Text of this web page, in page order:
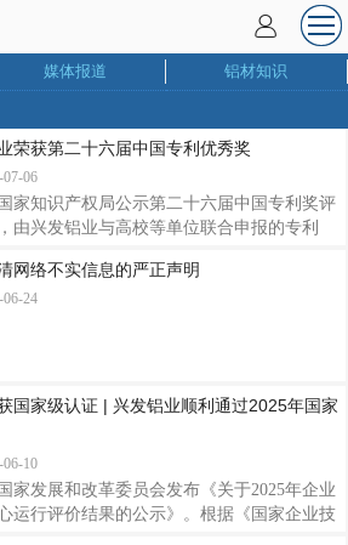
媒体报道 铝材知识
荣获第二十六届中国专利优秀奖
07-06
家知识产权局公示第二十六届中国专利奖评
由兴发铝业与高校等单位联合申报的专利
：ZL202111237502.2）获评中国专利优秀
利针对铝合金耐腐蚀技术进行攻关，通过优
完成单位，兴发铝业始终坚持产学研协同创
联动高校、科创企业开展技术攻关。此次获
对兴发铝业研发实力和产学研成果的认可，
网络不实信息的严正声明
06-24
国家级认证 | 兴发铝业顺利通过2025年国家
06-10
家发展和改革委员会发布《关于2025年企业
运行评价结果的公示》。根据《国家企业技